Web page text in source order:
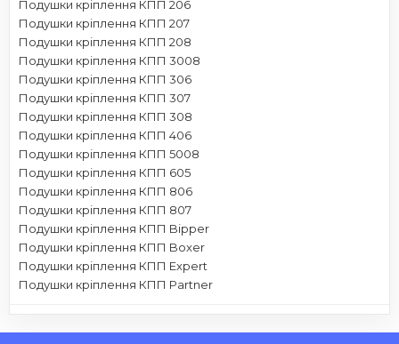
Подушки кріплення КПП 206
Подушки кріплення КПП 207
Подушки кріплення КПП 208
Подушки кріплення КПП 3008
Подушки кріплення КПП 306
Подушки кріплення КПП 307
Подушки кріплення КПП 308
Подушки кріплення КПП 406
Подушки кріплення КПП 5008
Подушки кріплення КПП 605
Подушки кріплення КПП 806
Подушки кріплення КПП 807
Подушки кріплення КПП Bipper
Подушки кріплення КПП Boxer
Подушки кріплення КПП Expert
Подушки кріплення КПП Partner